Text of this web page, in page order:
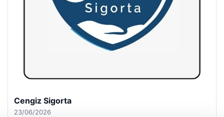
Hastaş Beton
26/05/2026